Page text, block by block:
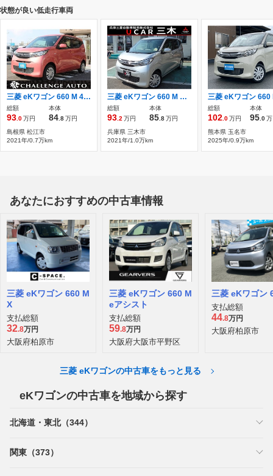
状態が良い低走行車両
三菱 eKワゴン 660 M 4WD ワンオーナー 4WD
総額
93 .0万円
本体
84 .8万円
島根県 松江市
2021年/0.7万km
三菱 eKワゴン 660 M CDチューナー 衝突被害軽減ブレーキ
総額
93 .2 万円
本体
85 .8万円
兵庫県 三木市
2021年/1.0万km
総額
102 .0万円
本体
95 .0
熊本県 玉名市
2025年/0.9万km
あなたにおすすめの中古車情報
三菱 eKワゴン 660 M
X
支払総額
32.8万円
大阪府柏原市
三菱 eKワゴン 660 M
eアシスト
支払総額
59.8万円
大阪府大阪市平野区
三菱 eKワゴン
支払総額
44.8万円
大阪府柏原市
三菱 eKワゴンの中古車をもっと見る
eKワゴンの中古車を地域から探す
北海道・東北（344）
関東（373）